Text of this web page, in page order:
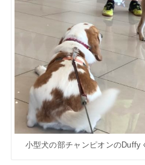
小型犬の部チャンピオンのDuffy